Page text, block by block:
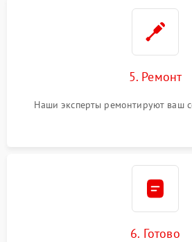
5. Ремонт
Наши эксперты ремонтируют ваш
6. Готово